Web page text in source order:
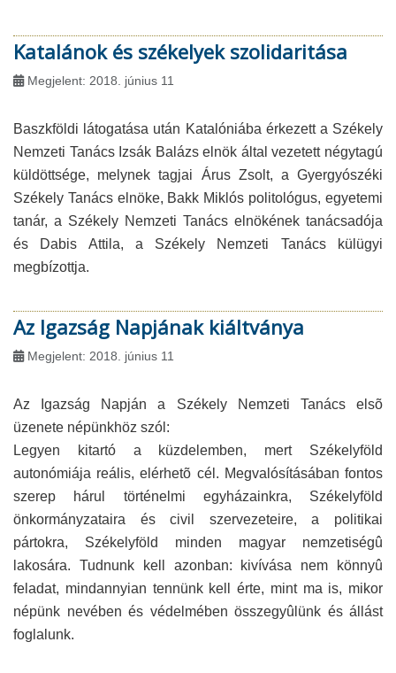
Katalánok és székelyek szolidaritása
Megjelent: 2018. június 11
Baszkföldi látogatása után Katalóniába érkezett a Székely
Nemzeti Tanács Izsák Balázs elnök által vezetett négytagú
küldöttsége, melynek tagjai Árus Zsolt, a Gyergyószéki
Székely Tanács elnöke, Bakk Miklós politológus, egyetemi
tanár, a Székely Nemzeti Tanács elnökének tanácsadója
és Dabis Attila, a Székely Nemzeti Tanács külügyi
megbízottja.
Az Igazság Napjának kiáltványa
Megjelent: 2018. június 11
Az Igazság Napján a Székely Nemzeti Tanács elsõ
üzenete népünkhöz szól:
Legyen kitartó a küzdelemben, mert Székelyföld
autonómiája reális, elérhetõ cél. Megvalósításában fontos
szerep hárul történelmi egyházainkra, Székelyföld
önkormányzataira és civil szervezeteire, a politikai
pártokra, Székelyföld minden magyar nemzetiségû
lakosára. Tudnunk kell azonban: kivívása nem könnyû
feladat, mindannyian tennünk kell érte, mint ma is, mikor
népünk nevében és védelmében összegyûlünk és állást
foglalunk.